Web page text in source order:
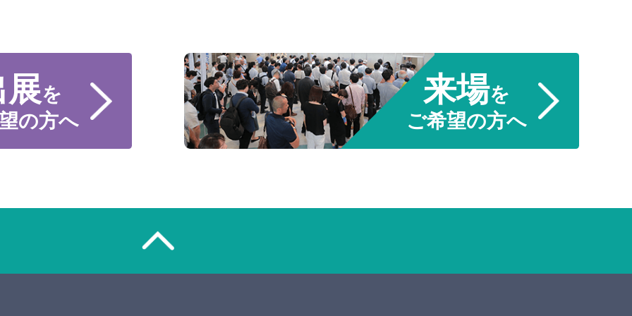
展を
の方へ
来場を
ご希望の方へ